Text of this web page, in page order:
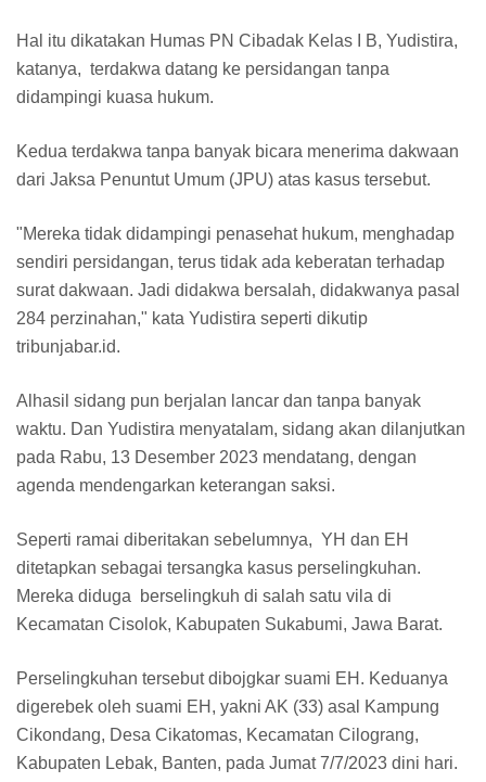
Hal itu dikatakan Humas PN Cibadak Kelas I B, Yudistira,
katanya, terdakwa datang ke persidangan tanpa
didampingi kuasa hukum.
Kedua terdakwa tanpa banyak bicara menerima dakwaan
dari Jaksa Penuntut Umum (JPU) atas kasus tersebut.
"Mereka tidak didampingi penasehat hukum, menghadap
sendiri persidangan, terus tidak ada keberatan terhadap
surat dakwaan. Jadi didakwa bersalah, didakwanya pasal
284 perzinahan," kata Yudistira seperti dikutip
tribunjabar.id.
Alhasil sidang pun berjalan lancar dan tanpa banyak
waktu. Dan Yudistira menyatalam, sidang akan dilanjutkan
pada Rabu, 13 Desember 2023 mendatang, dengan
agenda mendengarkan keterangan saksi.
Seperti ramai diberitakan sebelumnya, YH dan EH
ditetapkan sebagai tersangka kasus perselingkuhan.
Mereka diduga berselingkuh di salah satu vila di
Kecamatan Cisolok, Kabupaten Sukabumi, Jawa Barat.
Perselingkuhan tersebut dibojgkar suami EH. Keduanya
digerebek oleh suami EH, yakni AK (33) asal Kampung
Cikondang, Desa Cikatomas, Kecamatan Cilograng,
Kabupaten Lebak, Banten, pada Jumat 7/7/2023 dini hari.